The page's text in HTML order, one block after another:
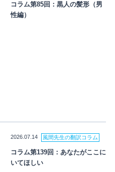
コラム第85回：黒人の髪形（男
性編）
2026.07.14 風間先生の翻訳コラム
コラム第139回：あなたがここに
いてほしい